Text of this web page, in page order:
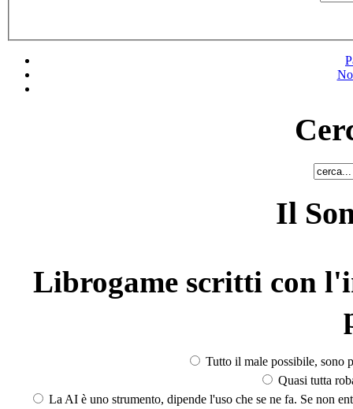
Il
Librogame scritti con
Tutto il male possibile, sono
Quasi tutta
La AI è uno strumento, dipende l'uso che se ne fa. Se non